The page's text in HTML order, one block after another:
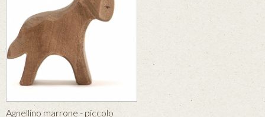
Agnellino marrone - piccolo